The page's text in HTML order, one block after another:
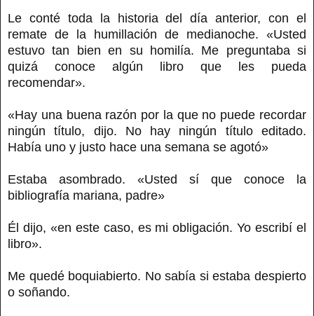
Le conté toda la historia del día anterior, con el
remate de la humillación de medianoche. «Usted
estuvo tan bien en su homilía. Me preguntaba si
quizá conoce algún libro que les pueda
recomendar».
«Hay una buena razón por la que no puede recordar
ningún título, dijo. No hay ningún título editado.
Había uno y justo hace una semana se agotó»
Estaba asombrado. «Usted sí que conoce la
bibliografía mariana, padre»
Él dijo, «en este caso, es mi obligación. Yo escribí el
libro».
Me quedé boquiabierto. No sabía si estaba despierto
o soñando.